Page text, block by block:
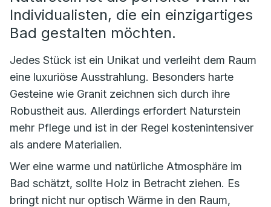
Individualisten, die ein einzigartiges
Bad gestalten möchten.
Jedes Stück ist ein Unikat und verleiht dem Raum
eine luxuriöse Ausstrahlung. Besonders harte
Gesteine wie Granit zeichnen sich durch ihre
Robustheit aus. Allerdings erfordert Naturstein
mehr Pflege und ist in der Regel kostenintensiver
als andere Materialien.
Wer eine warme und natürliche Atmosphäre im
Bad schätzt, sollte Holz in Betracht ziehen. Es
bringt nicht nur optisch Wärme in den Raum,